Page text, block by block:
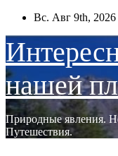
Перейти
содержимому
Вс. Авг 9th, 2026
нашей
Природные явления.
Путешествия.